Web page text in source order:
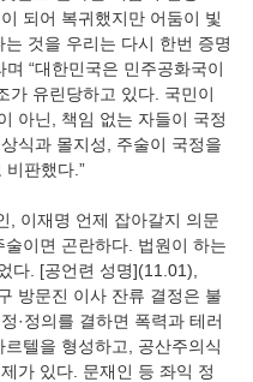
되어 복귀했지만 어둠이 빛
는 것을 우리는 다시 한번 증명
며 “대한민국은 민주공화국이
가 유린당하고 있다. 국민이
아닌, 책임 없는 자들이 국정
식과 몰지성, 주술이 국정을
비판했다.”
, 이재명 언제 잡아갈지 의문
술이면 곤란하다. 법원이 하는
다. [공언련 성명](11.01),
방문진 이사 잔류 결정은 불
·정의를 결하면 폭력과 테러
르텔을 형성하고, 공산주의식
가 있다. 문재인 등 좌익 정